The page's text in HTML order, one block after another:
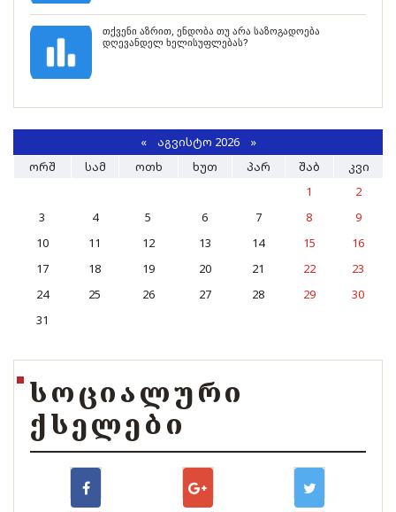
თქვენი აზრით, ენდობა თუ არა საზოგადოება
დღევანდელ ხელისუფლებას?
«ᲐᲒᲕᲘᲡᲢᲝ 2026 »
ᲝᲠᲨ
ᲡᲐᲛ ᲝᲗᲮ ᲮᲣᲗ ᲞᲐᲠ ᲨᲐᲑ
ᲙᲕᲘ
1
2
3
4 5 6 7 8
9
10
11 12 13 14 15
16
17
18 19 20 21 22
23
24
25 26 27 28 29
30
31
ᲡᲝᲪᲘᲐᲚᲣᲠᲘ
ᲥᲡᲔᲚᲔᲑᲘ